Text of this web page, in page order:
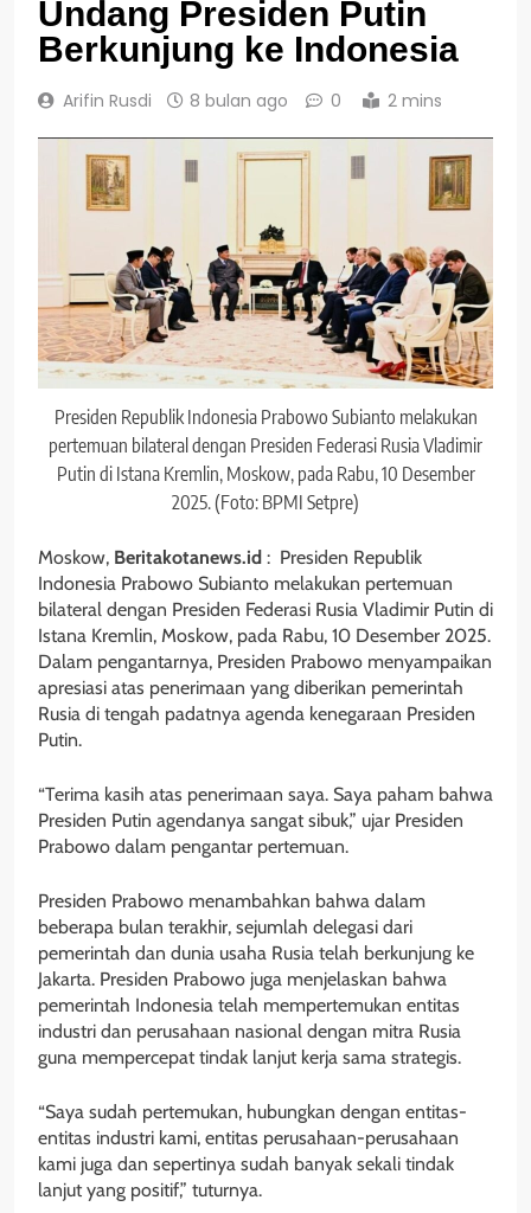
Undang Presiden Putin
Berkunjung ke Indonesia
Arifin Rusdi 8 bulan ago 0 2 mins
Presiden Republik Indonesia Prabowo Subianto melakukan
pertemuan bilateral dengan Presiden Federasi Rusia Vladimir
Putin di Istana Kremlin, Moskow, pada Rabu, 10 Desember
2025. (Foto: BPMI Setpre)
Moskow, Beritakotanews.id : Presiden Republik
Indonesia Prabowo Subianto melakukan pertemuan
bilateral dengan Presiden Federasi Rusia Vladimir Putin di
Istana Kremlin, Moskow, pada Rabu, 10 Desember 2025.
Dalam pengantarnya, Presiden Prabowo menyampaikan
apresiasi atas penerimaan yang diberikan pemerintah
Rusia di tengah padatnya agenda kenegaraan Presiden
Putin.
“Terima kasih atas penerimaan saya. Saya paham bahwa
Presiden Putin agendanya sangat sibuk,” ujar Presiden
Prabowo dalam pengantar pertemuan.
Presiden Prabowo menambahkan bahwa dalam
beberapa bulan terakhir, sejumlah delegasi dari
pemerintah dan dunia usaha Rusia telah berkunjung ke
Jakarta. Presiden Prabowo juga menjelaskan bahwa
pemerintah Indonesia telah mempertemukan entitas
industri dan perusahaan nasional dengan mitra Rusia
guna mempercepat tindak lanjut kerja sama strategis.
“Saya sudah pertemukan, hubungkan dengan entitas-
entitas industri kami, entitas perusahaan-perusahaan
kami juga dan sepertinya sudah banyak sekali tindak
lanjut yang positif,” tuturnya.